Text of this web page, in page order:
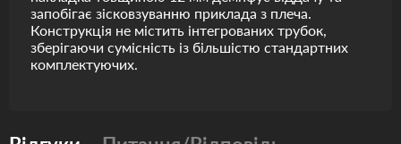
запобігає зісковзуванню приклада з плеча.
Конструкція не містить інтегрованих трубок,
зберігаючи сумісність із більшістю стандартних
комплектуючих.